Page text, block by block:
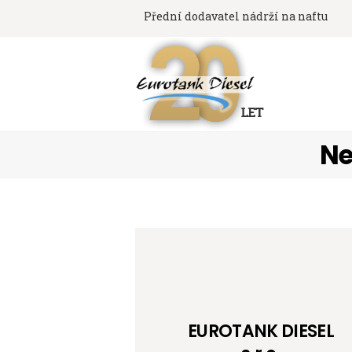
Přední dodavatel nádrží na naftu
EUROTANK DIESEL